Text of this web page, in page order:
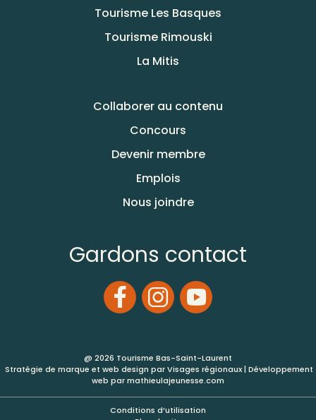
Tourisme Les Basques
Tourisme Rimouski
La Mitis
Collaborer au contenu
Concours
Devenir membre
Emplois
Nous joindre
Gardons contact
@ 2026 Tourisme Bas-Saint-Laurent
Stratégie de marque et web design parVisages régionaux| Développement
web parmathieulajeunesse.com
Conditions d’utilisation